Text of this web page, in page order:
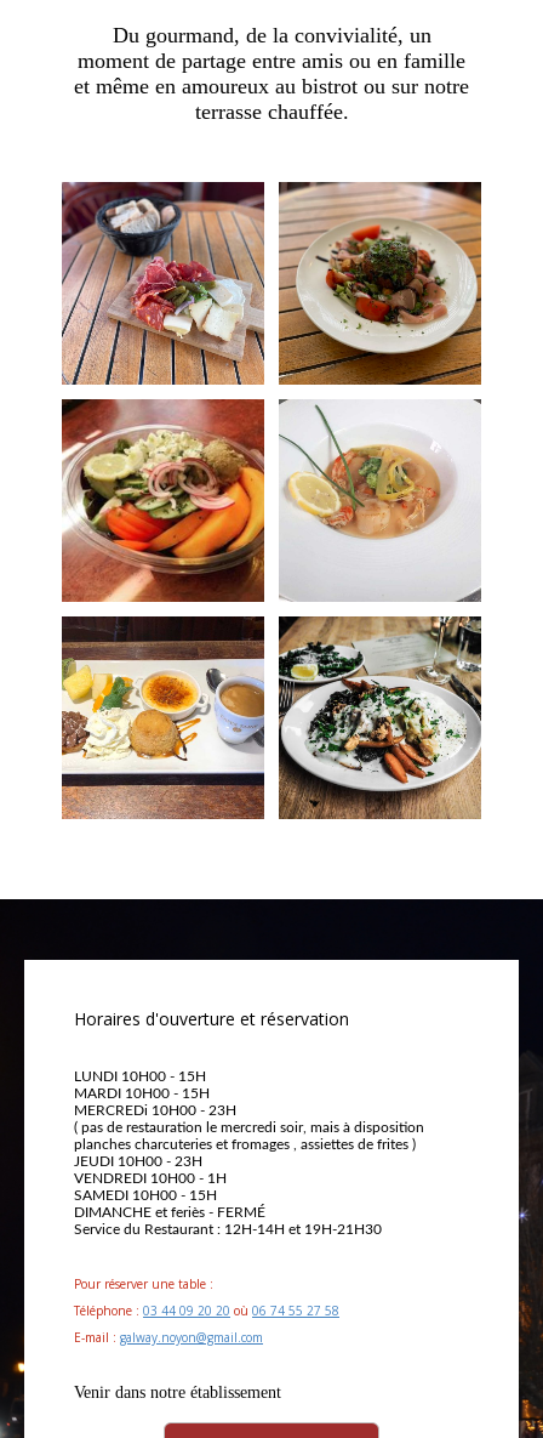
Du gourmand, de la convivialité, un
moment de partage entre amis ou en famille
et même en amoureux au bistrot ou sur notre
terrasse chauffée.
Horaires d'ouverture et réservation
LUNDI 10H00 - 15H
MARDI 10H00 - 15H
MERCREDi 10H00 - 23H
( pas de restauration le mercredi soir, mais à disposition
planches charcuteries et fromages , assiettes de frites )
JEUDI 10H00 - 23H
VENDREDI 10H00 - 1H
SAMEDI 10H00 - 15H
DIMANCHE et feriès - FERMÉ
Service du Restaurant : 12H-14H et 19H-21H30
Pour réserver une table :
Téléphone : 03 44 09 20 20 où 06 74 55 27 58
E-mail : galway.noyon@gmail.com
Venir dans notre établissement